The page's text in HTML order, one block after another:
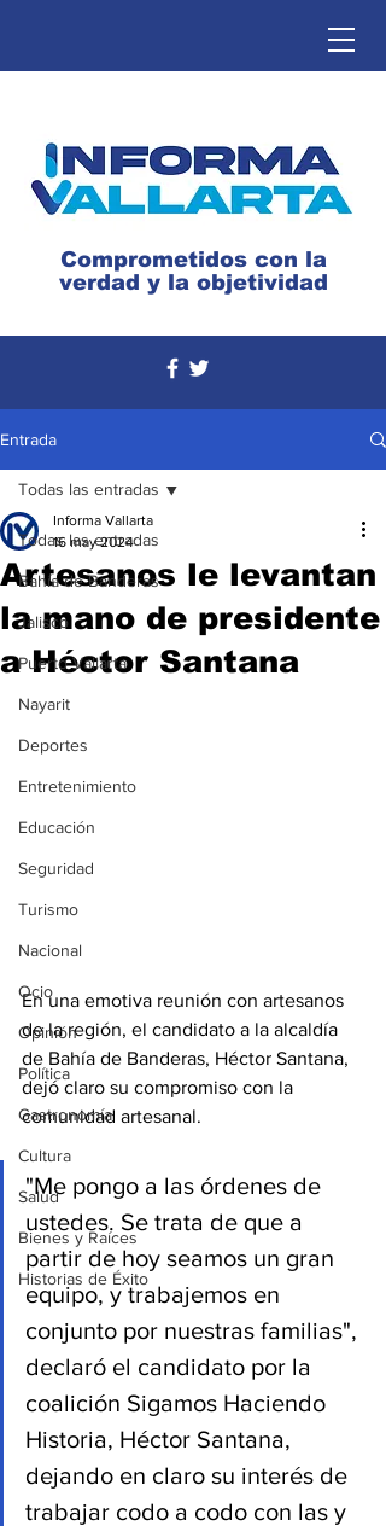
Comprometidos con la
verdad y la objetividad
Entrada
Todas las entradas
Bahía de Banderas
Jalisco
Puerto Vallarta
Nayarit
Deportes
Entretenimiento
Educación
Seguridad
Turismo
Nacional
Ocio
Opinión
Política
Gastronomía
Cultura
Salud
Bienes y Raíces
Historias de Éxito
Todas las entradas
Artesanos le levantan
la mano de presidente
a Héctor Santana
Informa Vallarta
16 may 2024
En una emotiva reunión con artesanos
de la región, el candidato a la alcaldía
de Bahía de Banderas, Héctor Santana,
dejó claro su compromiso con la
comunidad artesanal.
"Me pongo a las órdenes de
ustedes. Se trata de que a
partir de hoy seamos un gran
equipo, y trabajemos en
conjunto por nuestras familias",
declaró el candidato por la
coalición Sigamos Haciendo
Historia, Héctor Santana,
dejando en claro su interés de
trabajar codo a codo con las y